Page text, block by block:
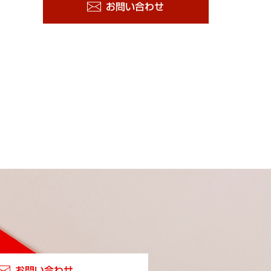
お問い合わせ